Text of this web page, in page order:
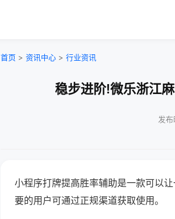
首页 > 资讯中心 > 行业资讯
稳步进阶!微乐浙江
发
小程序打牌提高胜率辅助是一款可以
要的用户可通过正规渠道获取使用。